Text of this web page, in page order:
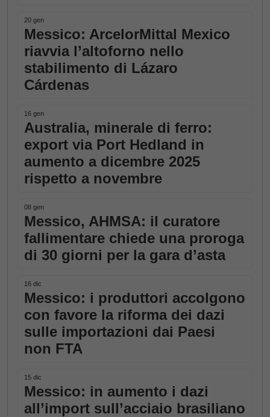
20 gen
Messico: ArcelorMittal Mexico
riavvia l’altoforno nello
stabilimento di Lázaro
Cárdenas
16 gen
Australia, minerale di ferro:
export via Port Hedland in
aumento a dicembre 2025
rispetto a novembre
08 gen
Messico, AHMSA: il curatore
fallimentare chiede una proroga
di 30 giorni per la gara d’asta
16 dic
Messico: i produttori accolgono
con favore la riforma dei dazi
sulle importazioni dai Paesi
non FTA
15 dic
Messico: in aumento i dazi
all’import sull’acciaio brasiliano